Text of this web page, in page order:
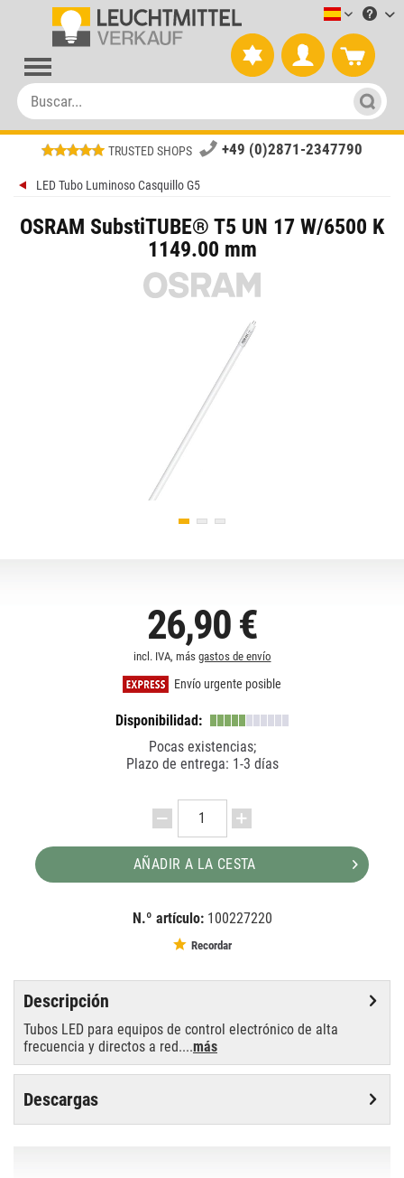
TRUSTED SHOPS +49 (0)2871-2347790
LED Tubo Luminoso Casquillo G5
OSRAM SubstiTUBE® T5 UN 17 W/6500 K
1149.00 mm
26,90 €
incl. IVA, más gastos de envío
Envío urgente posible
Disponibilidad:
Pocas existencias;
Plazo de entrega: 1-3 días
AÑADIR A LA CESTA
N.º artículo: 100227220
Recordar
Descripción
Tubos LED para equipos de control electrónico de alta
frecuencia y directos a red....más
Descargas